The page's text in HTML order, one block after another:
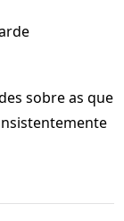
sobre as que